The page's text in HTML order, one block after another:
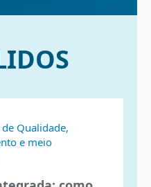
Qualidade,
e meio